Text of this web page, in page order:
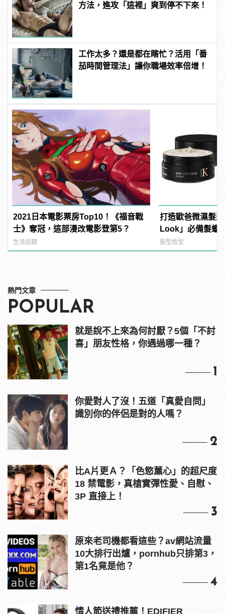
方法，進攻「這裡」爽到停不下來！
工作太多？還是都在瞎忙？活用「番
茄時間管理法」讓你職場效率倍增！
2021日本電影票房Top10！《福音戰
士》奪冠，這部漫改電影登第5？
生活話題
打造歐爸微濕髮
Look」必備髮蠟
E.SO瘦子也在用
變型男
髮型造型
熱門文章
POPULAR
就是說不上來為何討厭？5個「不討
喜」朋友性格，你遇過哪一種？
1
你愛對人了沒！五道「真愛自問」
識別你的伴侶是對的人嗎？
2
比A片更Ａ？「色慾薰心」的超尺度
18 禁電影，真槍實彈性愛、自慰、
3P 直接上！
3
原來老司機都看這些？av網站流量
10大排行出爐，pornhub只排第3，
第1名竟是他？
4
情人節送禮推薦！EDIFIER